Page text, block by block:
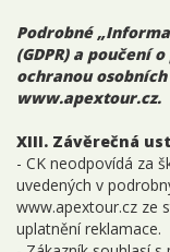
Podrobné
(GDPR) a poučení
ochranou
www.apextour.cz.
XIII. Závěrečná
- CK neodpovídá za
uvedených v
www.apextour.cz ze
uplatnění reklamace.